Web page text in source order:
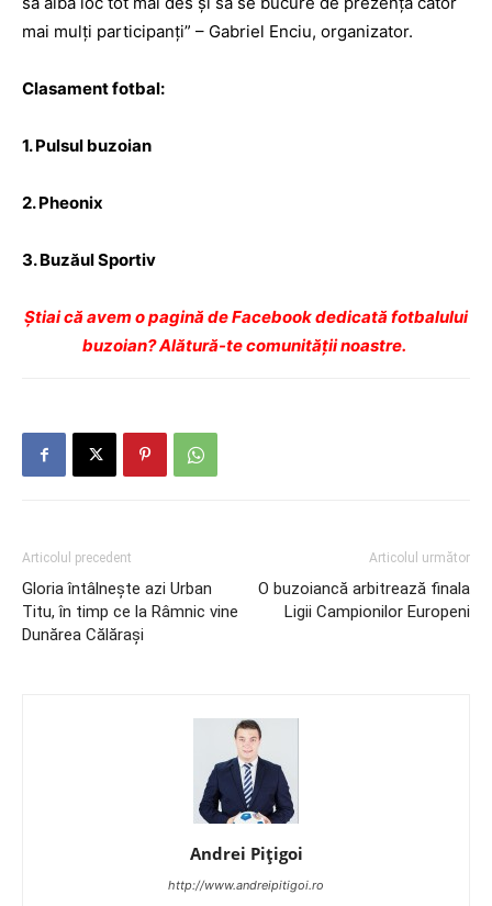
mai mulţi participanţi” – Gabriel Enciu, organizator.
Clasament fotbal:
1. Pulsul buzoian
2. Pheonix
3. Buzăul Sportiv
Ştiai că avem o pagină de Facebook dedicată fotbalului
buzoian? Alătură-te comunității noastre.
Articolul precedent
Gloria întâlneşte azi Urban
Titu, în timp ce la Râmnic vine
Dunărea Călăraşi
Articolul următor
O buzoiancă arbitrează finala
Ligii Campionilor Europeni
Andrei Pițigoi
http://www.andreipitigoi.ro